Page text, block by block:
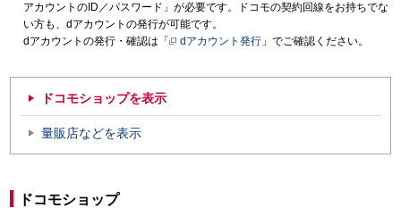
アカウントのID／パスワード」が必要です。ドコモの契約回線をお持ちでな
い方も、dアカウントの発行が可能です。
dアカウントの発行・確認は「
dアカウント発行 」でご確認ください。
ドコモショップを表示
量販店などを表示
ドコモショップ